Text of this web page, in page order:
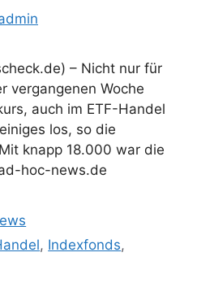
– Nicht nur für
vergangenen Woche
auch im ETF-Handel
los, so die
knapp 18.000 war die
hoc-news.de
, Indexfonds,